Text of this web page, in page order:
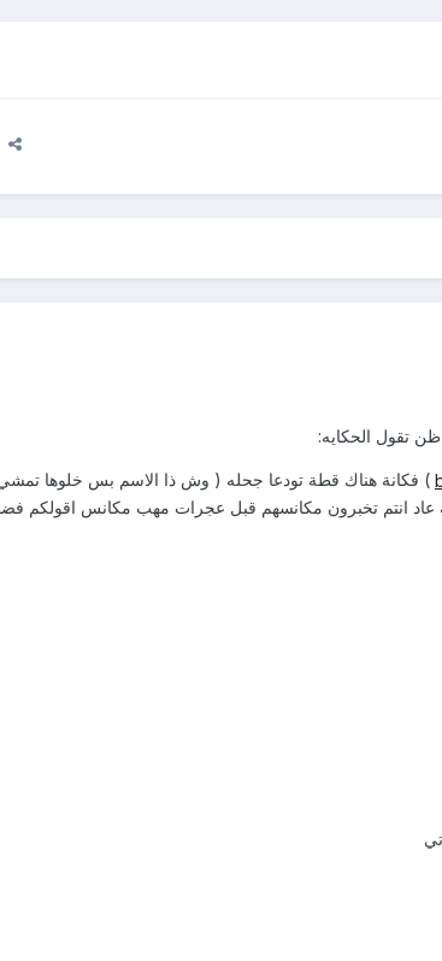
تقول الحكايه:
) فكانة هناك قطة تودعا جحله ( وش ذا الاسم بس خلوها
عاد انتم تخبرون مكانسهم قبل عجرات مهب مكانس اقولكم